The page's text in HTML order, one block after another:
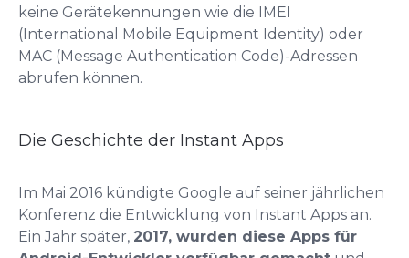
keine Gerätekennungen wie die IMEI
(International Mobile Equipment Identity) oder
MAC (Message Authentication Code)-Adressen
abrufen können.
Die Geschichte der Instant Apps
Im Mai 2016 kündigte Google auf seiner jährlichen
Konferenz die Entwicklung von Instant Apps an.
Ein Jahr später, 2017, wurden diese Apps für